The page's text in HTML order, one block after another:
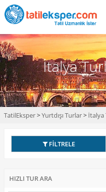
İtalya
TatilEksper>Yurtdışı Turlar> İtalya
FİLTRELE
HIZLI TUR ARA